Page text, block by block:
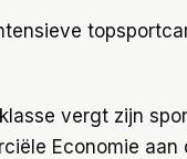
vergt zijn
Economie